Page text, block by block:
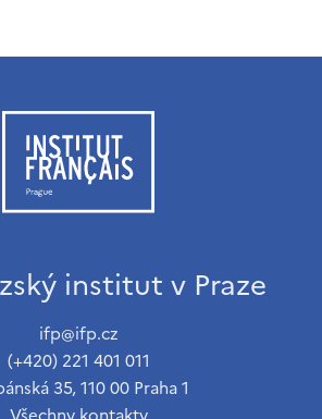
institut v Praze
ifp@ifp.cz
(+420) 221 401 011
35, 110 00 Praha 1